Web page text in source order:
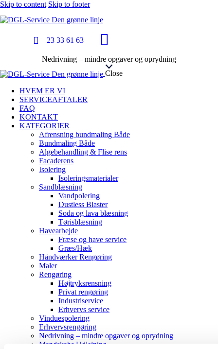
Skip to content Skip to footer
23 33 61 63
Nedrivning – mindre opgaver og oprydning
Close
HVEM ER VI
SERVICEAFTALER
FAQ
KONTAKT
KATEGORIER
Afrensning bundmaling Både
Bundmaling Både
Algebehandling & Flise rens
Facaderens
Isolering
Isoleringsmaterialer
Sandblæsning
Vandpolering
Dustless Blaster
Soda og lava blæsning
Tørisblæsning
Havearbejde
Fræse og have service
Græs/Hæk
Håndværker Rengøring
Maler
Rengøring
Højtryksrensning
Privat rengøring
Industriservice
Erhvervs service
Vinduespolering
Erhvervsrengøring
Nedrivning – mindre opgaver og oprydning
Mandskabs Udlejning